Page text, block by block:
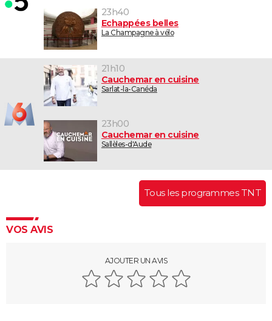
23h40
Echappées belles
La Champagne à vélo
21h10
Cauchemar en cuisine
Sarlat-la-Canéda
23h00
Cauchemar en cuisine
Sallèles-d'Aude
Tous les programmes TNT
VOS AVIS
AJOUTER UN AVIS